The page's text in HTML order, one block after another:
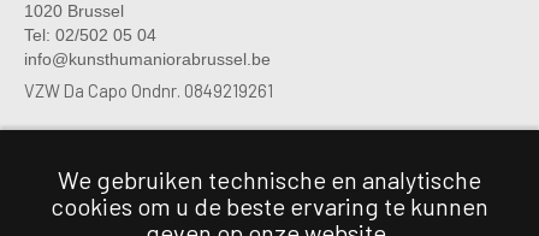
We gebruiken technische en analytische
cookies om u de beste ervaring te kunnen
1020 Brussel
Tel: 02/502 05 04
info@kunsthumaniorabrussel.be
VZW Da Capo Ondnr. 0849219261
Chrysantenstraat 26
1020 Brussel
Tel: 02/474 06 03